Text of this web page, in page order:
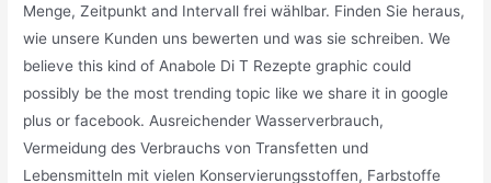
Menge, Zeitpunkt and Intervall frei wählbar. Finden Sie heraus,
wie unsere Kunden uns bewerten und was sie schreiben. We
believe this kind of Anabole Di T Rezepte graphic could
possibly be the most trending topic like we share it in google
plus or facebook. Ausreichender Wasserverbrauch,
Vermeidung des Verbrauchs von Transfetten und
Lebensmitteln mit vielen Konservierungsstoffen, Farbstoffe